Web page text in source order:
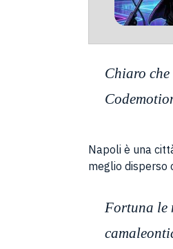
Chiaro
Napoli è una
meglio disperso
Fortuna le